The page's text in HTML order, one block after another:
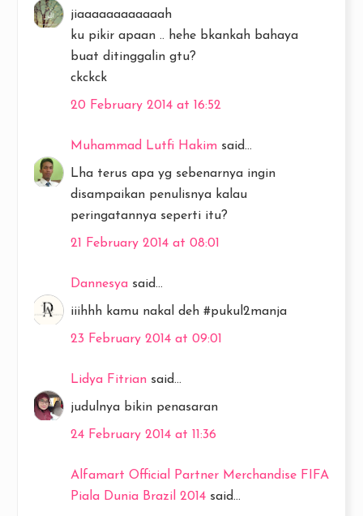
jiaaaaaaaaaaaah
ku pikir apaan .. hehe bkankah bahaya
buat ditinggalin gtu?
ckckck
20 February 2014 at 16:52
Muhammad Lutfi Hakim said...
Lha terus apa yg sebenarnya ingin
disampaikan penulisnya kalau
peringatannya seperti itu?
21 February 2014 at 08:01
Dannesya said...
iiihhh kamu nakal deh #pukul2manja
23 February 2014 at 09:01
Lidya Fitrian said...
judulnya bikin penasaran
24 February 2014 at 11:36
Alfamart Official Partner Merchandise FIFA
Piala Dunia Brazil 2014 said...